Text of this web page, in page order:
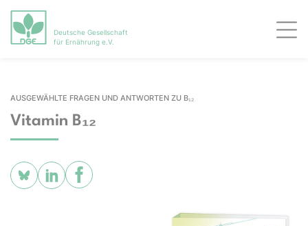
Deutsche Gesellschaft
für Ernährung e.V.
AUSGEWÄHLTE FRAGEN UND ANTWORTEN ZU B₁₂
Vitamin B₁₂